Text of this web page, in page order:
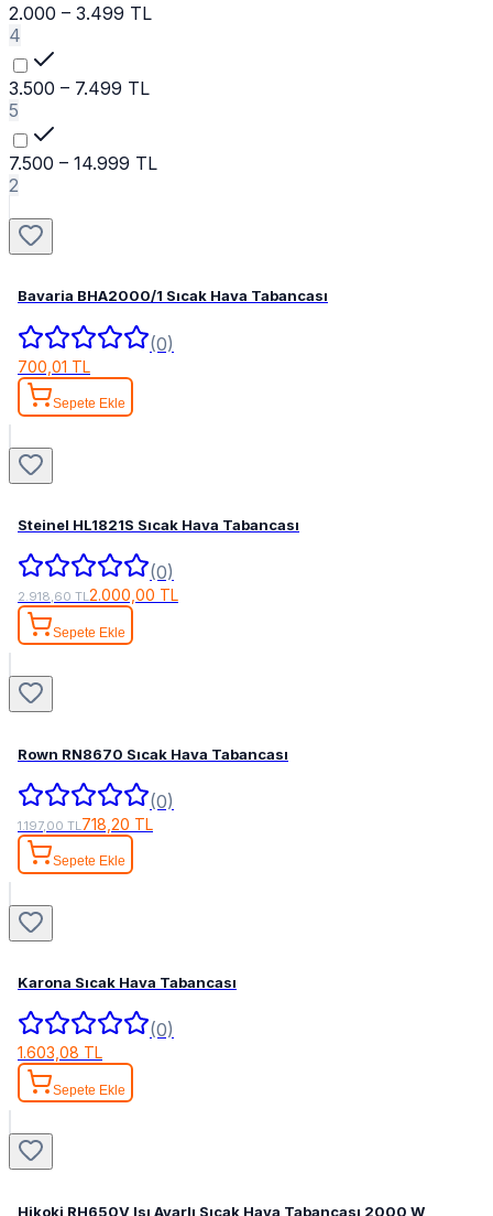
2.000 – 3.499 TL
4
3.500 – 7.499 TL
5
7.500 – 14.999 TL
2
Bavaria BHA2000/1 Sıcak Hava Tabancası
(0)
700,01 TL
Sepete Ekle
Steinel HL1821S Sıcak Hava Tabancası
(0)
2.918,60 TL2.000,00 TL
Sepete Ekle
Rown RN8670 Sıcak Hava Tabancası
(0)
1.197,00 TL718,20 TL
Sepete Ekle
Karona Sıcak Hava Tabancası
(0)
1.603,08 TL
Sepete Ekle
Hikoki RH650V Isı Ayarlı Sıcak Hava Tabancası 2000 W